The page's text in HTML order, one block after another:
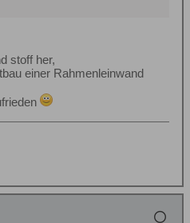
stoff her,
einer Rahmenleinwand